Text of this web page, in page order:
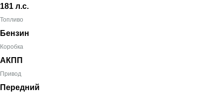
181 л.с.
Топливо
Бензин
Коробка
АКПП
Привод
Передний